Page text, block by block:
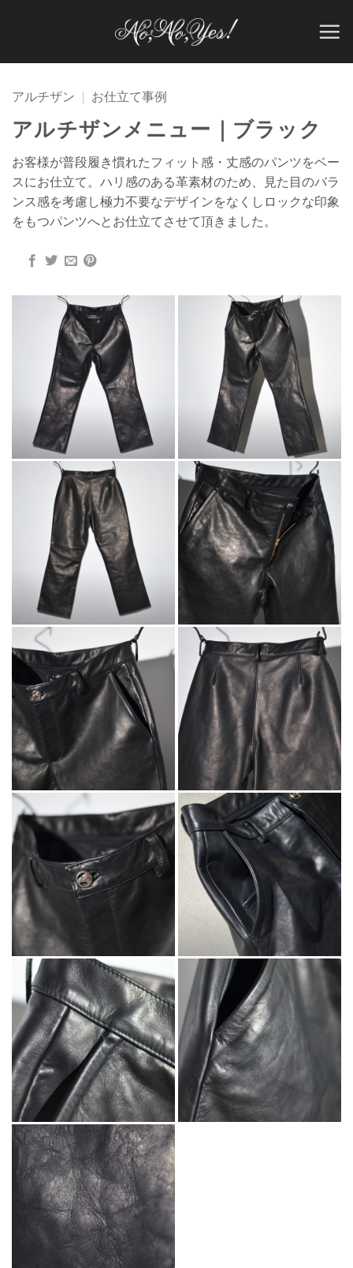
アルチザン | お仕立て事例
アルチザンメニュー｜ブラック
お客様が普段履き慣れたフィット感・丈感のパンツをベー
スにお仕立て。ハリ感のある革素材のため、見た目のバラ
ンス感を考慮し極力不要なデザインをなくしロックな印象
をもつパンツへとお仕立てさせて頂きました。